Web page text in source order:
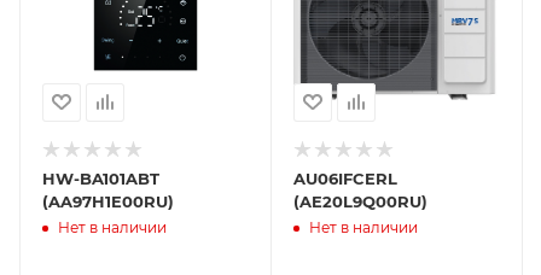
HW-BA101ABT
(AA97H1E00RU)
Нет в наличии
AU06IFCERL
(AE20L9Q00RU)
Нет в наличии